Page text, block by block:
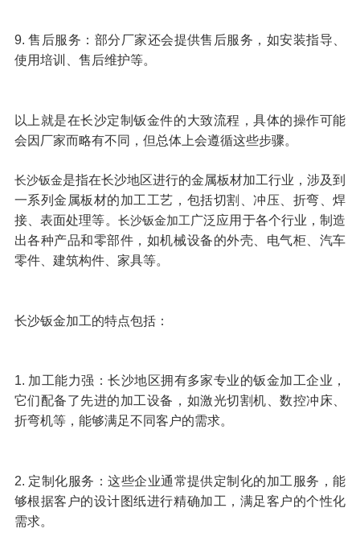
9. 售后服务：部分厂家还会提供售后服务，如安装指导、
使用培训、售后维护等。
以上就是在长沙定制钣金件的大致流程，具体的操作可能
会因厂家而略有不同，但总体上会遵循这些步骤。
长沙钣金是指在长沙地区进行的金属板材加工行业，涉及到
一系列金属板材的加工工艺，包括切割、冲压、折弯、焊
接、表面处理等。 长沙钣金加工广泛应用于各个行业，制造
出各种产品和零部件，如机械设备的外壳、电气柜、汽车
零件、建筑构件、家具等。
长沙钣金加工的特点包括：
1. 加工能力强：长沙地区拥有多家专业的钣金加工企业，
它们配备了先进的加工设备，如激光切割机、数控冲床、
折弯机等，能够满足不同客户的需求。
2. 定制化服务：这些企业通常提供定制化的加工服务，能
够根据客户的设计图纸进行精确加工，满足客户的个性化
需求。